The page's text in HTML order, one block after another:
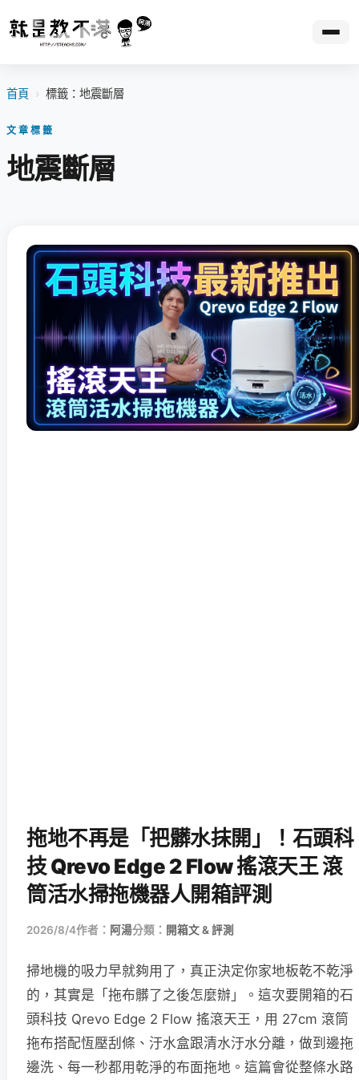
首頁 › 標籤：地震斷層
文章標籤
地震斷層
拖地不再是「把髒水抹開」！石頭科
技 Qrevo Edge 2 Flow 搖滾天王 滾
筒活水掃拖機器人開箱評測
2026/8/4作者： 阿湯分類： 開箱文 & 評測
掃地機的吸力早就夠用了，真正決定你家地板乾不乾淨
的，其實是「拖布髒了之後怎麼辦」。這次要開箱的石
頭科技 Qrevo Edge 2 Flow 搖滾天王，用 27cm 滾筒
拖布搭配恆壓刮條、汙水盒跟清水汙水分離，做到邊拖
邊洗、每一秒都用乾淨的布面拖地。這篇會從整條水路